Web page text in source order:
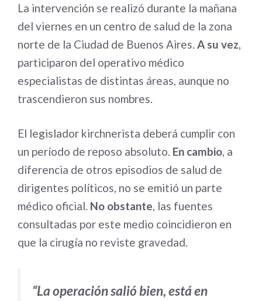
La intervención se realizó durante la mañana
del viernes en un centro de salud de la zona
norte de la Ciudad de Buenos Aires. A su vez,
participaron del operativo médico
especialistas de distintas áreas, aunque no
trascendieron sus nombres.
El legislador kirchnerista deberá cumplir con
un período de reposo absoluto. En cambio, a
diferencia de otros episodios de salud de
dirigentes políticos, no se emitió un parte
médico oficial. No obstante, las fuentes
consultadas por este medio coincidieron en
que la cirugía no reviste gravedad.
“La operación salió bien, está en